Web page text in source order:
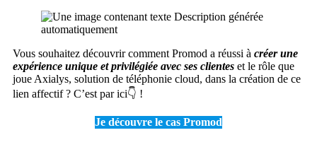
Vous souhaitez découvrir comment Promod a réussi à créer une
expérience unique et privilégiée avec ses clientes et le rôle que
joue Axialys, solution de téléphonie cloud, dans la création de ce
lien affectif ? C’est par ici👇 !
Je découvre le cas Promod